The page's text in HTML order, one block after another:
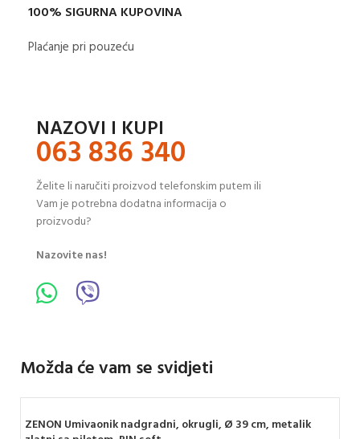
100% SIGURNA KUPOVINA
Plaćanje pri pouzeću
NAZOVI I KUPI
063 836 340
Želite li naručiti proizvod telefonskim putem ili
Vam je potrebna dodatna informacija o
proizvodu?
Nazovite nas!
Možda će vam se svidjeti
ZENON Umivaonik nadgradni, okrugli, Ø 39 cm, metalik